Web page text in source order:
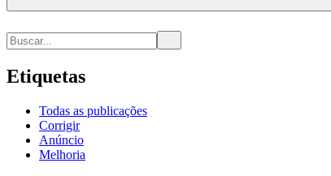
Etiquetas
Todas as publicações
Corrigir
Anúncio
Melhoria